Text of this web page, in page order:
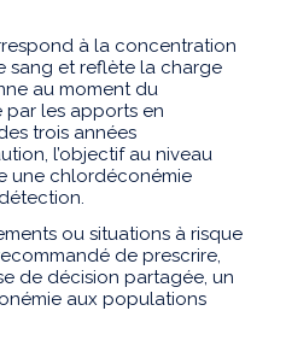
à la concentration
sang et reflète la charge
au moment du
les apports en
trois années
l’objectif au niveau
une chlordéconémie
ou situations à risque
de prescrire,
de décision partagée, un
aux populations